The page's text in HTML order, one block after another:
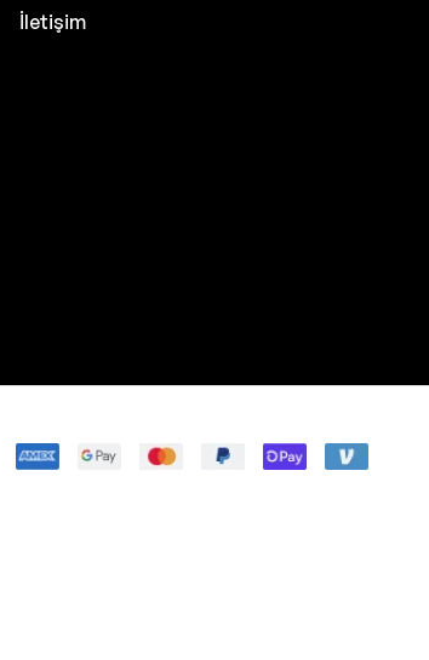
İletişim